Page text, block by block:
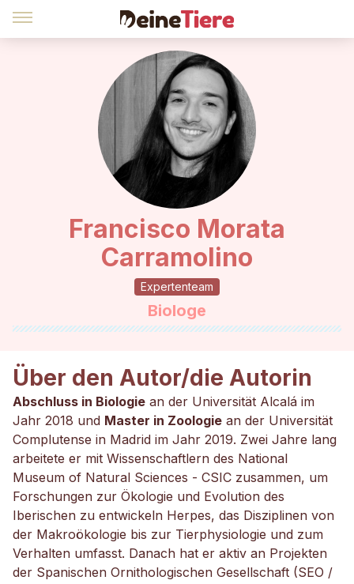
Francisco Morata
Carramolino
Expertenteam
Biologe
Über den Autor/die Autorin
Abschluss in Biologie an der Universität Alcalá im
Jahr 2018 und Master in Zoologie an der Universität
Complutense in Madrid im Jahr 2019. Zwei Jahre lang
arbeitete er mit Wissenschaftlern des National
Museum of Natural Sciences - CSIC zusammen, um
Forschungen zur Ökologie und Evolution des
Iberischen zu entwickeln Herpes, das Disziplinen von
der Makroökologie bis zur Tierphysiologie und zum
Verhalten umfasst. Danach hat er aktiv an Projekten
der Spanischen Ornithologischen Gesellschaft (SEO /